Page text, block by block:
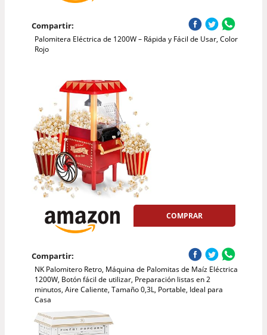
Compartir:
Palomitera Eléctrica de 1200W – Rápida y Fácil de Usar, Color
Rojo
COMPRAR
Compartir:
NK Palomitero Retro, Máquina de Palomitas de Maíz Eléctrica
1200W, Botón fácil de utilizar, Preparación listas en 2
minutos, Aire Caliente, Tamaño 0,3L, Portable, Ideal para
Casa